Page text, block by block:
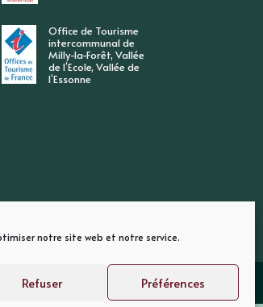
notre site web et notre service.
Refuser Préférences
Office de Tourisme
intercommunal de
Milly-la-Forêt, Vallée
de l’Ecole, Vallée de
l’Essonne